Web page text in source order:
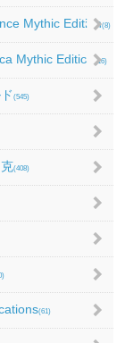
Mythic Edition(8)
Mythic Edition(16)
(545)
(408)
(61)